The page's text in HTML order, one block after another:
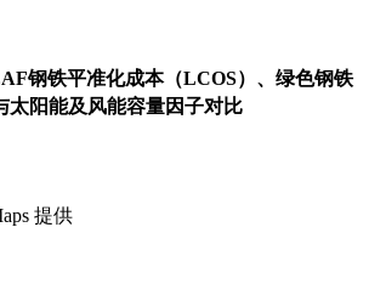
钢铁平准化成本（LCOS）、绿色钢铁
太阳能及风能容量因子对比
提供